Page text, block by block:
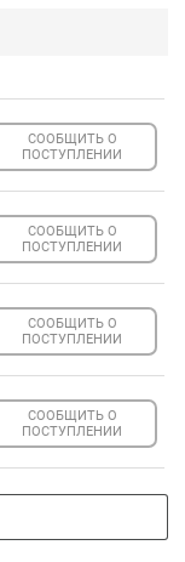
СООБЩИТЬ О
ПОСТУПЛЕНИИ
СООБЩИТЬ О
ПОСТУПЛЕНИИ
СООБЩИТЬ О
ПОСТУПЛЕНИИ
СООБЩИТЬ О
ПОСТУПЛЕНИИ